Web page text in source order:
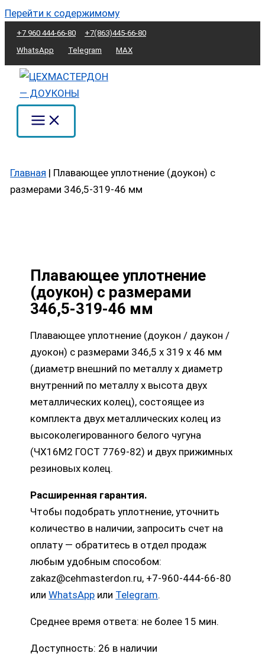
Перейти к содержимому
+7 960 444-66-80
+7(863)445-66-80
WhatsApp
Telegram MAX
Главная | Плавающее уплотнение (доукон) с
размерами 346,5-319-46 мм
Плавающее уплотнение
(доукон) с размерами
346,5-319-46 мм
Плавающее уплотнение (доукон / даукон /
дуокон) с размерами 346,5 х 319 х 46 мм
(диаметр внешний по металлу х диаметр
внутренний по металлу х высота двух
металлических колец), состоящее из
комплекта двух металлических колец из
высоколегированного белого чугуна
(ЧХ16М2 ГОСТ 7769-82) и двух прижимных
резиновых колец.
Расширенная гарантия.
Чтобы подобрать уплотнение, уточнить
количество в наличии, запросить счет на
оплату — обратитесь в отдел продаж
любым удобным способом:
zakaz@cehmasterdon.ru, +7-960-444-66-80
илиWhatsApp или Telegram.
Среднее время ответа: не более 15 мин.
Доступность: 26 в наличии